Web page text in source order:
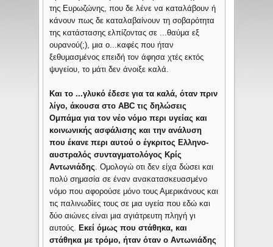
της Ευρωζώνης, που δε λένε να καταλάβουν ή
κάνουν πως δε καταλαβαίνουν τη σοβαρότητα
της κατάστασης ελπίζοντας σε ...θαύμα εξ
ουρανού(;), μια ο...καφές που ήταν
ξεθυμασμένος επειδή τον άφησα χτές εκτός
ψυγείου, το μάτι δεν άνοιξε καλά.
Και το ...γλυκό έδεσε για τα καλά, όταν πριν
λίγο, άκουσα στο ABC τις δηλώσεις
Ομπάμα για τον νέο νόμο περι υγείας και
κοινωνικής ασφάλισης και την ανάλυση
που έκανε περι αυτού ο έγκριτος Ελληνο-
αυστραλός συνταγματολόγος Κρίς
Αντωνιάδης. Ομολογώ οτι δεν είχα δώσει και
πολύ σημασία σε έναν ανακατασκευασμένο
νόμο που αφορούσε μόνο τους Αμερικάνους και
τις παλινωδίες τους σε μια υγεία που εδώ και
δύο αιώνες είναι μια αγιάτρευτη πληγή γι
αυτούς. Εκεί όμως που στάθηκα, και
στάθηκα με τρόμο, ήταν όταν ο Αντωνιάδης